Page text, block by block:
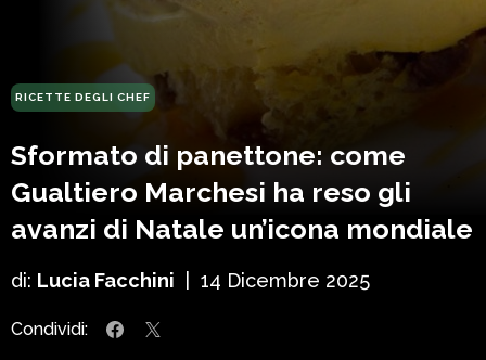
RICETTE DEGLI CHEF
Sformato di panettone: come
Gualtiero Marchesi ha reso gli
avanzi di Natale un’icona mondiale
di: Lucia Facchini 14 Dicembre 2025
Condividi: